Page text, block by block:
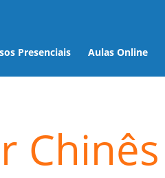
Presenciais Aulas Online
Chinês